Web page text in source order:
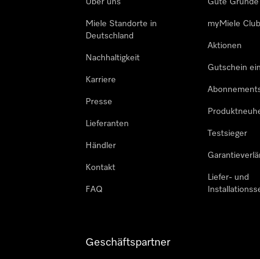
Über uns
Miele Standorte in
Deutschland
Nachhaltigkeit
Karriere
Presse
Lieferanten
Händler
Kontakt
FAQ
Gute
myMiele Club
Aktionen
Gutschein
Testsieger
Liefer- und
Geschäftspartner